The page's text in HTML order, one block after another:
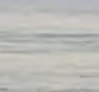
3,50€ DI
>
ulteriori